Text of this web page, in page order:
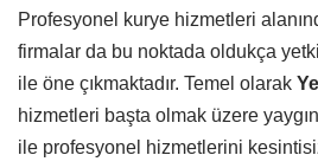
Profesyonel kurye hizmetleri
firmalar da bu noktada oldukça
ile öne çıkmaktadır. Temel olarak
hizmetleri başta olmak üzere
ile profesyonel hizmetlerini